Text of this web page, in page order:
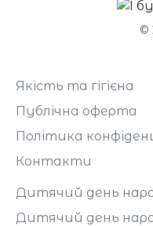
©
Якість та гігієна
Публічна оферта
Політика
Контакти
Дитячий день
Дитячий день